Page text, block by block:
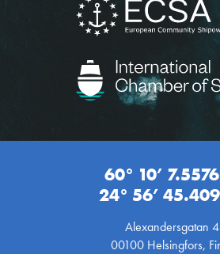
60° 10’
24° 56’
Alexandersgatan
00100 Helsingfors,